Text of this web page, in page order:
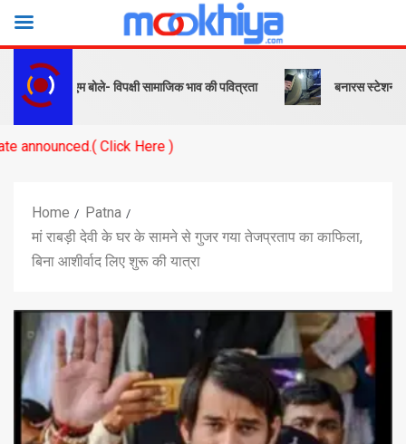
पीएम बोले- विपक्षी सामाजिक भाव की पवित्रता बनारस स्टेशन के यार्ड
Click Here )
Home
Patna
मां राबड़ी देवी के घर के सामने से गुजर गया तेजप्रताप का काफिला,
बिना आशीर्वाद लिए शुरू की यात्रा